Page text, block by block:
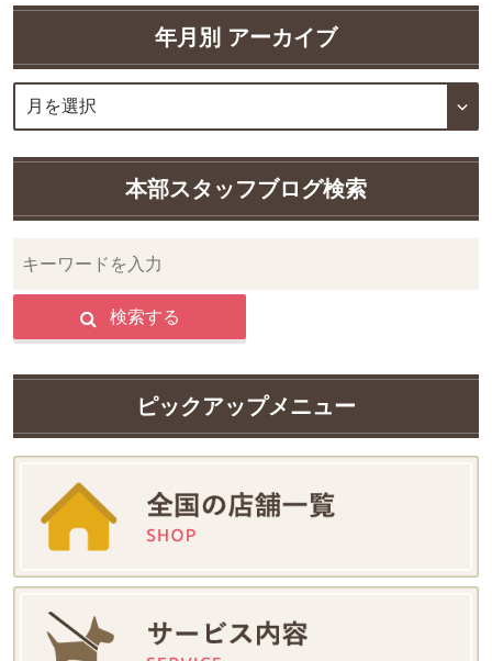
年月別 アーカイブ
本部スタッフブログ検索
検索する
ピックアップメニュー